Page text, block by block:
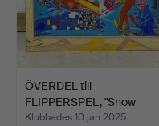
ÖVERDEL till
FLIPPERSPEL, "Snow
Derby", Go…
Klubbades 10 jan 2025